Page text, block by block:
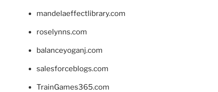
mandelaeffectlibrary.com
roselynns.com
balanceyoganj.com
salesforceblogs.com
TrainGames365.com